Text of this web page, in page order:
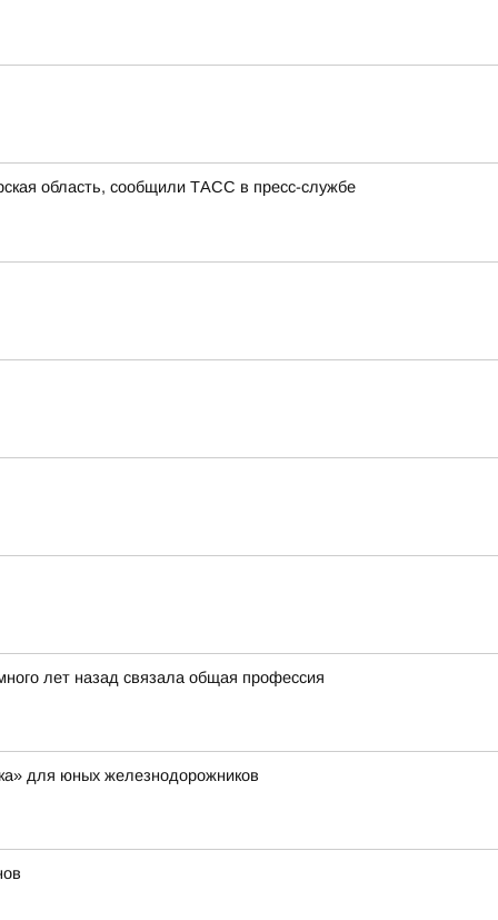
область, сообщили ТАСС в пресс-службе
лет назад связала общая профессия
для юных железнодорожников